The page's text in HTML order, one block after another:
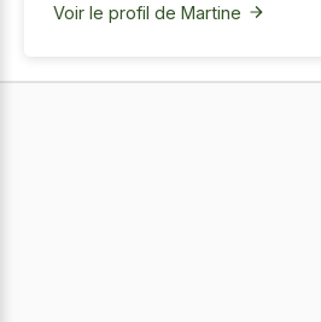
Voir le profil de Martine